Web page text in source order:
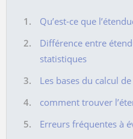
Qu’est-ce que
Différence entre
statistiques
Les bases du calcul
comment trouver
Erreurs fréquentes à